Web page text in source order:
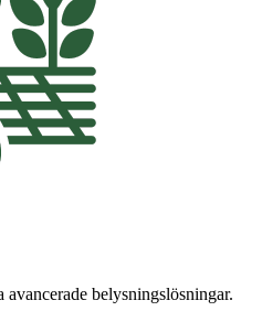
belysningslösningar.